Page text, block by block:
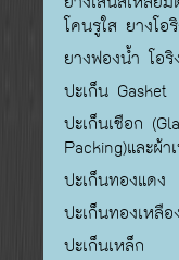
โคนรูใส ยางโอ
ยางฟองน้ำ โอ
ปะเก็น Gasket
ปะเก็นเชือก
Packing)และผ้า
ปะเก็นทองแดง
ปะเก็นทองเหลือ
ปะเก็นเหล็ก